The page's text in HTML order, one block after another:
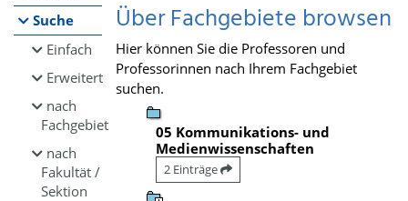
Suche
Einfach
Erweitert
nach
Fachgebiet
nach
Fakultät /
Sektion
Über Fachgebiete browsen
Hier können Sie die Professoren und
Professorinnen nach Ihrem Fachgebiet
suchen.
05 Kommunikations- und
Medienwissenschaften
2 Einträge